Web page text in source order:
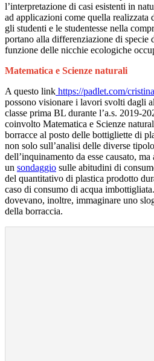
l’interpretazione di casi esistenti in
ad applicazioni come quella realizzata
gli studenti e le studentesse nella
portano alla differenziazione di specie
funzione delle nicchie ecologiche
Matematica e Scienze naturali
A questo link https://padlet.com/
possono visionare i lavori svolti dagli
classe prima BL durante l’a.s. 2019-
coinvolto Matematica e Scienze
borracce al posto delle bottigliette di
non solo sull’analisi delle diverse
dell’inquinamento da esse causato,
un sondaggio sulle abitudini di
del quantitativo di plastica prodotto
caso di consumo di acqua
dovevano, inoltre, immaginare uno
della borraccia.